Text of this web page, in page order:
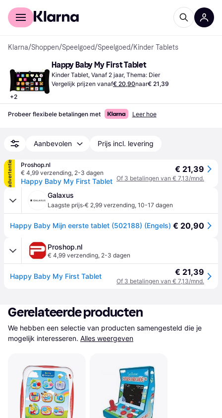
Voor shoppers
Klarna/Shoppen/Speelgoed/Speelgoed/Kinder Tablets
+2
Happy Baby My First Tablet
Kinder Tablet, Vanaf 2 jaar, Thema: Dier
Vergelijk prijzen vanaf€ 20,90naar€ 21,39
Probeer flexibele betalingen met Leer hoe
Aanbevolen Prijs incl. levering
advertentie
Proshop.nl
€ 4,99 verzending, 2-3 dagen
Happy Baby My First Tablet
€ 21,39
Of 3 betalingen van € 7,13/mnd.
Galaxus
Laagste prijs·€ 2,99 verzending, 10-17 dagen
Happy Baby Mijn eerste tablet (502188) (Engels) € 20,90
Proshop.nl
€ 4,99 verzending, 2-3 dagen
Happy Baby My First Tablet € 21,39
Of 3 betalingen van € 7,13/mnd.
Gerelateerde producten
We hebben een selectie van producten samengesteld die je
mogelijk interesseren. Alles weergeven